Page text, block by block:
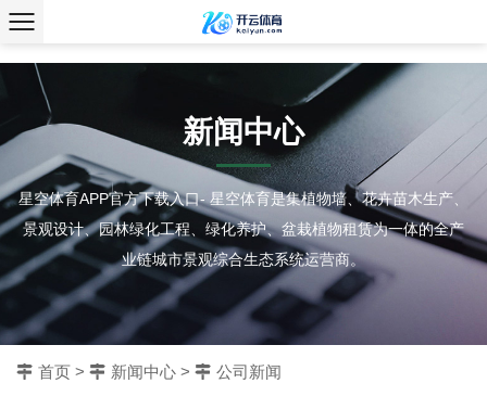
、
新闻中心
星空体育APP官方下载入口- 星空体育是集植物墙、花卉苗木生产、
景观设计、园林绿化工程、绿化养护、盆栽植物租赁为一体的全产
业链城市景观综合生态系统运营商。
首页 > 新闻中心 > 公司新闻